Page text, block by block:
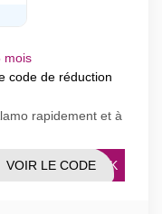
mois
code de réduction
rapidement et à
BOEK
VOIR LE CODE